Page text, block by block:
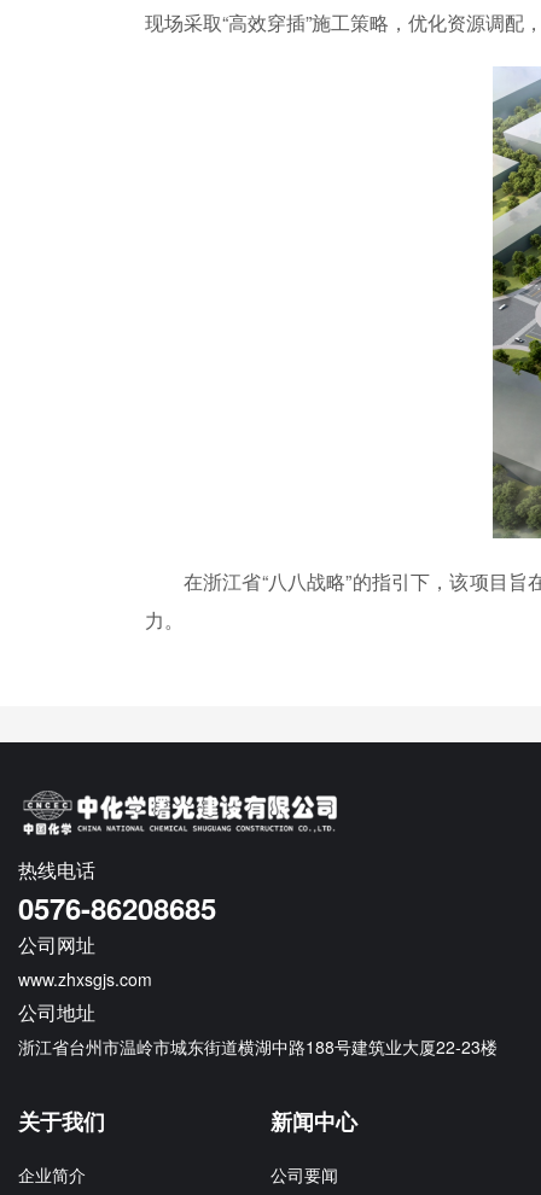
现场采取“高效穿插”施工策略，优化资源调
在浙江省“八八战略”的指引下，该项目
力。
热线电话
0576-86208685
公司网址
www.zhxsgjs.com
公司地址
浙江省台州市温岭市城东街道横湖中路188号建筑业大厦22-23楼
关于我们
企业简介
新闻中心
公司要闻